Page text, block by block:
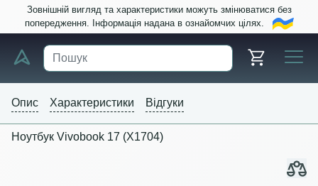
Зовнішній вигляд та характеристики можуть змінюватися без
попередження. Інформація надана в ознайомчих цілях.
Опис Характеристики Відгуки
Ноутбук Vivobook 17 (X1704)